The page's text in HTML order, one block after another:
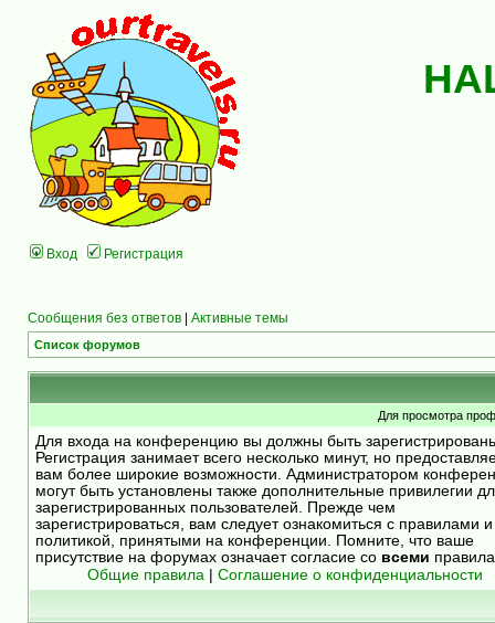
Вход Регистрация
Сообщения без ответов | Активные темы
Список форумов
Для просмотра
Для входа на конференцию вы должны быть
Регистрация занимает всего несколько минут, но
вам более широкие возможности. Администратором
могут быть установлены также дополнительные привилегии
зарегистрированных пользователей. Прежде чем
зарегистрироваться, вам следует ознакомиться с правилами и
политикой, принятыми на конференции. Помните, что ваше
присутствие на форумах означает согласие со всеми
Общие правила
Соглашение о конфиденциальности